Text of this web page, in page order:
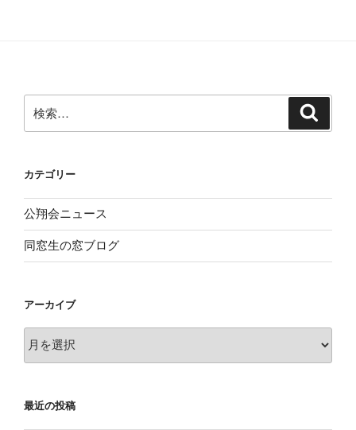
索:
カテゴリー
公翔会ニュース
同窓生の窓ブログ
アーカイブ
ー
ブ
最近の投稿